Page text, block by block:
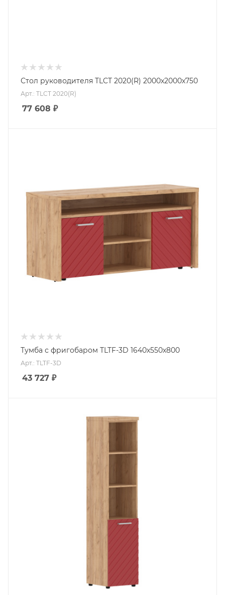
Стол руководителя TLCT 2020(R) 2000х2000х750
Арт.: TLCT 2020(R)
77 608 ₽
Тумба с фригобаром TLTF-3D 1640х550х800
Арт.: TLTF-3D
43 727 ₽